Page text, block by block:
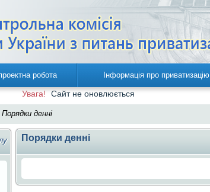
робота Інформація про приватизацію
Увага! Cайт не оновлюється
денні
Порядки денні